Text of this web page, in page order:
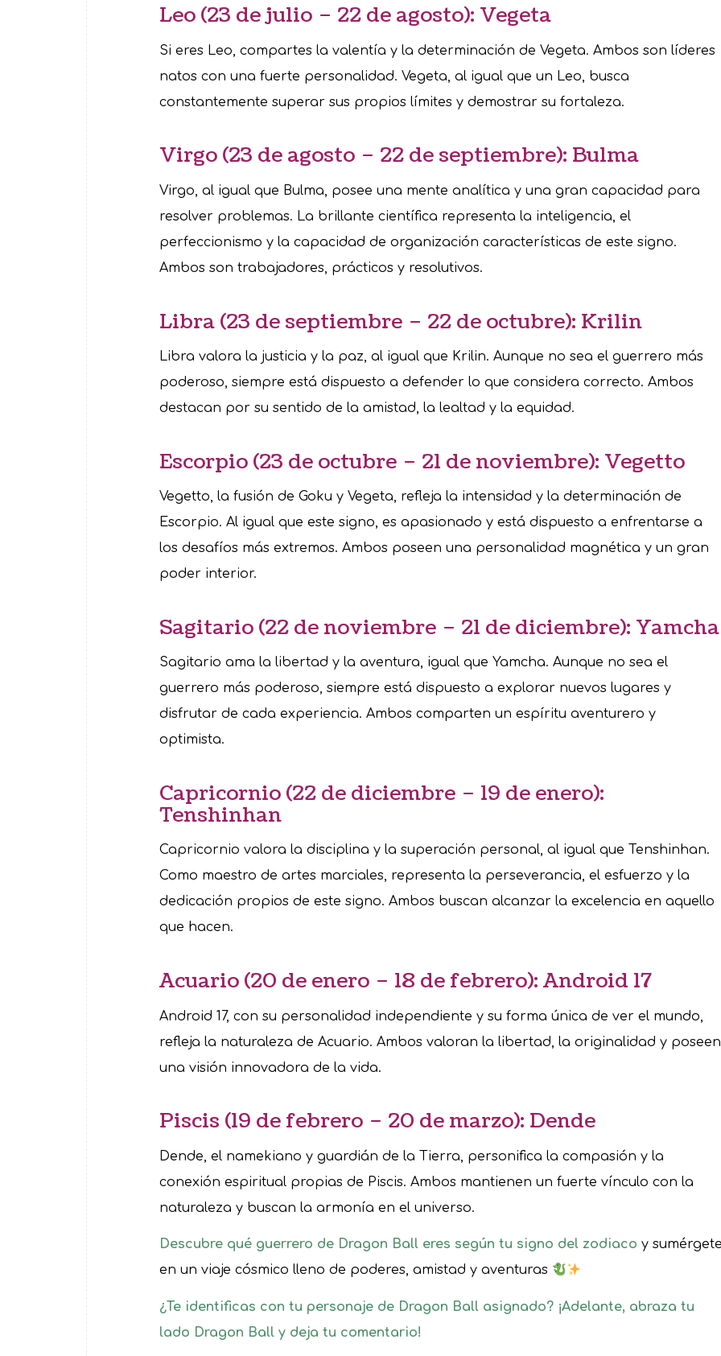
Leo (23 de julio – 22 de agosto): Vegeta
Si eres Leo, compartes la valentía y la determinación de Vegeta. Ambos son líderes
natos con una fuerte personalidad. Vegeta, al igual que un Leo, busca
constantemente superar sus propios límites y demostrar su fortaleza.
Virgo (23 de agosto – 22 de septiembre): Bulma
Virgo, al igual que Bulma, posee una mente analítica y una gran capacidad para
resolver problemas. La brillante científica representa la inteligencia, el
perfeccionismo y la capacidad de organización características de este signo.
Ambos son trabajadores, prácticos y resolutivos.
Libra (23 de septiembre – 22 de octubre): Krilin
Libra valora la justicia y la paz, al igual que Krilin. Aunque no sea el guerrero más
poderoso, siempre está dispuesto a defender lo que considera correcto. Ambos
destacan por su sentido de la amistad, la lealtad y la equidad.
Escorpio (23 de octubre – 21 de noviembre): Vegetto
Vegetto, la fusión de Goku y Vegeta, refleja la intensidad y la determinación de
Escorpio. Al igual que este signo, es apasionado y está dispuesto a enfrentarse a
los desafíos más extremos. Ambos poseen una personalidad magnética y un gran
poder interior.
Sagitario (22 de noviembre – 21 de diciembre): Yamcha
Sagitario ama la libertad y la aventura, igual que Yamcha. Aunque no sea el
guerrero más poderoso, siempre está dispuesto a explorar nuevos lugares y
disfrutar de cada experiencia. Ambos comparten un espíritu aventurero y
optimista.
Capricornio (22 de diciembre – 19 de enero):
Tenshinhan
Capricornio valora la disciplina y la superación personal, al igual que Tenshinhan.
Como maestro de artes marciales, representa la perseverancia, el esfuerzo y la
dedicación propios de este signo. Ambos buscan alcanzar la excelencia en aquello
que hacen.
Acuario (20 de enero – 18 de febrero): Android 17
Android 17, con su personalidad independiente y su forma única de ver el mundo,
refleja la naturaleza de Acuario. Ambos valoran la libertad, la originalidad y poseen
una visión innovadora de la vida.
Piscis (19 de febrero – 20 de marzo): Dende
Dende, el namekiano y guardián de la Tierra, personifica la compasión y la
conexión espiritual propias de Piscis. Ambos mantienen un fuerte vínculo con la
naturaleza y buscan la armonía en el universo.
Descubre qué guerrero de Dragon Ball eres según tu signo del zodiaco y
en un viaje cósmico lleno de poderes, amistad y aventuras
¿Te identificas con tu personaje de Dragon Ball asignado? ¡Adelante, abraza tu
lado Dragon Ball y deja tu comentario!